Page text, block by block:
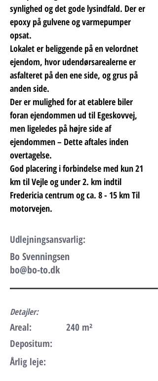
synlighed og det gode lysindfald. Der er
epoxy på gulvene og varmepumper
opsat.
Lokalet er beliggende på en velordnet
ejendom, hvor udendørsarealerne er
asfalteret på den ene side, og grus på
anden side.
Der er mulighed for at etablere biler
foran ejendommen ud til Egeskovvej,
men ligeledes på højre side af
ejendommen – Dette aftales inden
overtagelse.
God placering i forbindelse med kun 21
km til Vejle og under 2. km indtil
Fredericia centrum og ca. 8 - 15 km Til
motorvejen.
Udlejningsansvarlig:
Bo Svenningsen
bo@bo-to.dk
Detajler:
Areal:
Depositum:
Årlig leje:
240 m²